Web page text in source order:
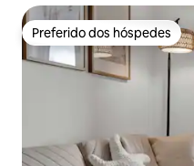
Preferido dos hóspedes
Preferido dos hóspedes